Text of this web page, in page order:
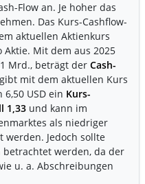
Flow an. Je hoher das
Das Kurs-Cashflow-
aktuellen Aktienkurs
Mit dem aus 2025
Mrd., beträgt der Cash-
mit dem aktuellen Kurs
USD ein Kurs-
1,33 und kann im
als niedriger
Jedoch sollte
werden, da der
u. a. Abschreibungen